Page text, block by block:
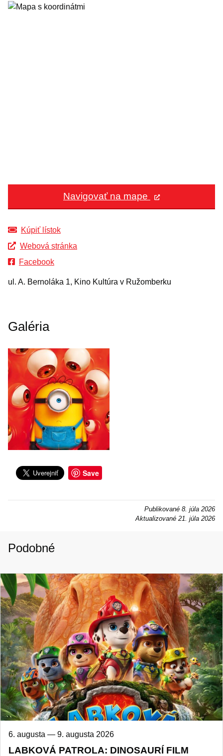
Navigovať na mape
Kúpiť lístok
Webová stránka
Facebook
ul. A. Bernoláka 1, Kino Kultúra v Ružomberku
Galéria
Save
Publikované 8. júla 2026
Aktualizované 21. júla 2026
Podobné
LABKOVÁ PATROLA: DINOSAURÍ FILM
6. augusta — 9. augusta 2026